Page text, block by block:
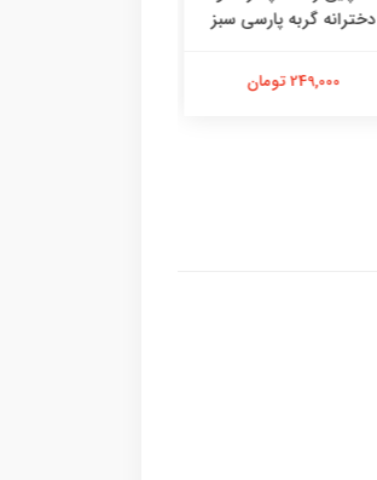
دخترانه گربه پارسی سبز
249,000 تومان